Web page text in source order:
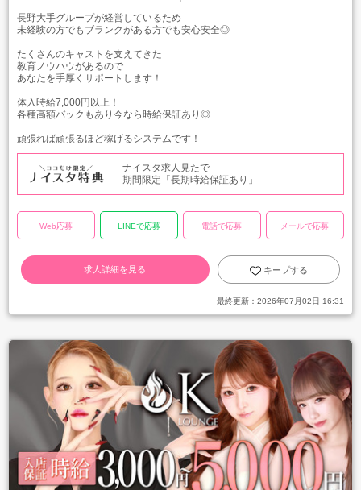
長野大手グループが経営しているため
未経験の方でもブランクがある方でも安心安全◎
たくさんのキャストを支えてきた
教育ノウハウがあるので
あなたを手厚くサポートします！
体入時給7,000円以上！
各種高額バックもあり今なら時給保証あり◎
頑張れば頑張るほど稼げるシステムです！
ナイスタ求人見たで
期間限定「長期時給保証あり」
Web応募 LINEで応募 電話で応募 メールで応募
求人詳細を見る キープする
最終更新： 2026年07月02日 16:31